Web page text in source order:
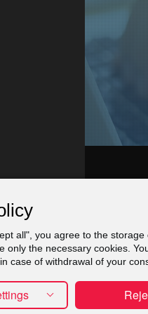
all", you agree to the
only the necessary cookies.
case of withdrawal of your